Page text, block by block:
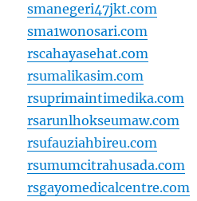
smanegeri47jkt.com
sma1wonosari.com
rscahayasehat.com
rsumalikasim.com
rsuprimaintimedika.com
rsarunlhokseumaw.com
rsufauziahbireu.com
rsumumcitrahusada.com
rsgayomedicalcentre.com